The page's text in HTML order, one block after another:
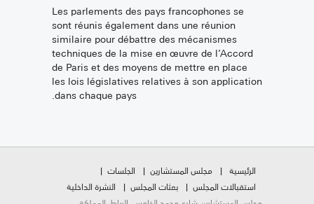
Les parlements des pays francophones se
sont réunis également dans une réunion
similaire pour débattre des mécanismes
techniques de la mise en œuvre de l’Accord
de Paris et des moyens de mettre en place
les lois législatives relatives à son application
dans chaque pays.
الرئيسية مجلس المستشارين
الجلسات
استقبالات المجلس
بعثات المجلس
النشرة الداخلية